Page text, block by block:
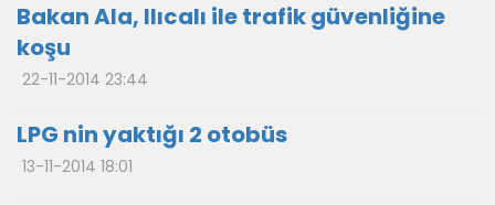
Bakan Ala, Ilıcalı ile trafik güvenliğine
koşu
22-11-2014 23:44
LPG nin yaktığı 2 otobüs
13-11-2014 18:01